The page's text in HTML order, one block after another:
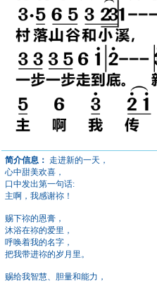
简介信息： 走进新的一天，
心中甜美欢喜，
口中发出第一句话:
主啊，我感谢祢！
赐下祢的恩膏，
沐浴在祢的爱里，
呼唤着我的名字，
把我带进祢的岁月里。
赐给我智慧、胆量和能力，